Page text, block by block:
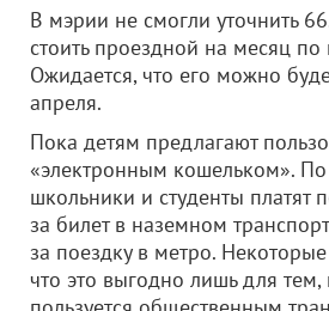
В мэрии не смогли уточнить
стоить проездной на месяц по
Ожидается, что его можно
апреля.
Пока детям предлагают
«электронным кошельком».
школьники и студенты платят
за билет в наземном
за поездку в метро.
что это выгодно лишь для тем,